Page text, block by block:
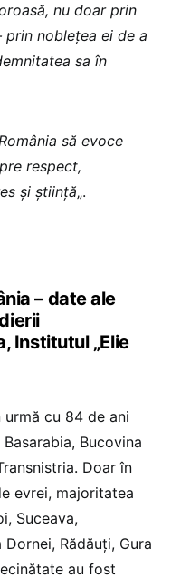
nu doar prin
prin noblețea ei de a
sa în
să evoce
respect,
și știință„.
– date ale
Institutul „Elie
urmă cu 84 de ani
Bucovina
Doar în
evrei, majoritatea
Suceava,
Rădăuţi, Gura
au fost